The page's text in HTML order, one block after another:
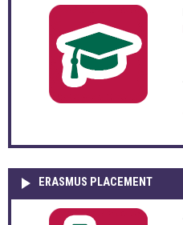
ERASMUS PLACEMENT